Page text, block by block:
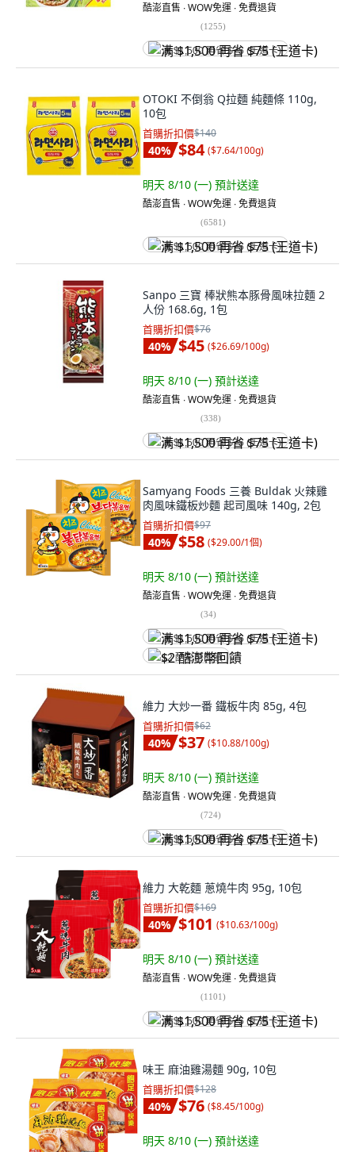
酷澎直售 ∙ WOW免運 ∙ 免費退貨
(1255)
满 $1,500 再省 $75 (王道卡)
OTOKI 不倒翁 Q拉麵 純麵條 110g,
10包
首購折扣價$140
40% $84 ($7.64/100g)
明天 8/10 (一) 預計送達
酷澎直售 ∙ WOW免運 ∙ 免費退貨
(6581)
满 $1,500 再省 $75 (王道卡)
Sanpo 三寶 棒狀熊本豚骨風味拉麵 2
人份 168.6g, 1包
首購折扣價$76
40% $45 ($26.69/100g)
明天 8/10 (一) 預計送達
酷澎直售 ∙ WOW免運 ∙ 免費退貨
(338)
满 $1,500 再省 $75 (王道卡)
Samyang Foods 三養 Buldak 火辣雞
肉風味鐵板炒麵 起司風味 140g, 2包
首購折扣價$97
40% $58 ($29.00/1個)
明天 8/10 (一) 預計送達
酷澎直售 ∙ WOW免運 ∙ 免費退貨
(34)
满 $1,500 再省 $75 (王道卡)
$2 酷澎幣回饋
維力 大炒一番 鐵板牛肉 85g, 4包
首購折扣價$62
40% $37 ($10.88/100g)
明天 8/10 (一) 預計送達
酷澎直售 ∙ WOW免運 ∙ 免費退貨
(724)
满 $1,500 再省 $75 (王道卡)
維力 大乾麵 蔥燒牛肉 95g, 10包
首購折扣價$169
40% $101 ($10.63/100g)
明天 8/10 (一) 預計送達
酷澎直售 ∙ WOW免運 ∙ 免費退貨
(1101)
满 $1,500 再省 $75 (王道卡)
味王 麻油雞湯麵 90g, 10包
首購折扣價$128
40% $76 ($8.45/100g)
明天 8/10 (一) 預計送達